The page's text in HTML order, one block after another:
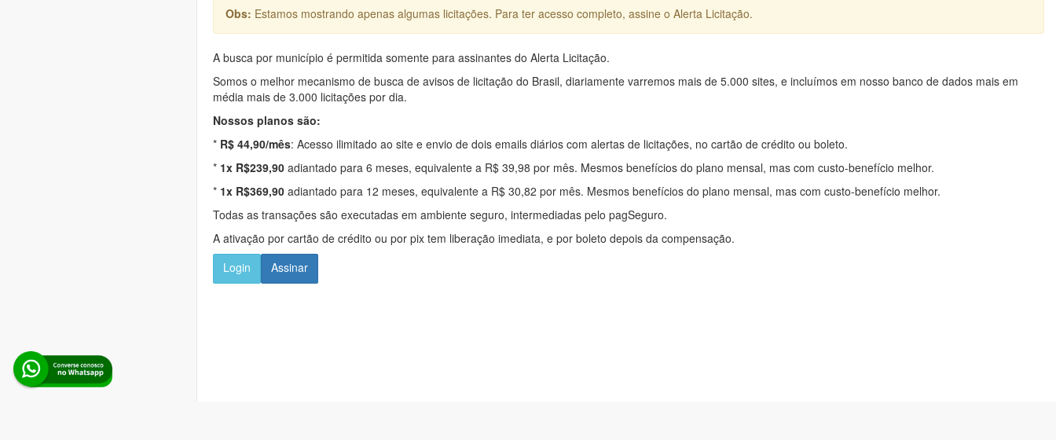
Obs: Estamos mostrando apenas algumas licitações. Para ter acesso completo, assine o Alerta Licitação.
A busca por município é permitida somente para assinantes do Alerta Licitação.
Somos o melhor mecanismo de busca de avisos de licitação do Brasil, diariamente varremos mais de 5.000 sites, e incluímos em nosso banco de dados mais em
média mais de 3.000 licitações por dia.
Nossos planos são:
* R$ 44,90/mês: Acesso ilimitado ao site e envio de dois emails diários com alertas de licitações, no cartão de crédito ou boleto.
* 1x R$239,90 adiantado para 6 meses, equivalente a R$ 39,98 por mês. Mesmos benefícios do plano mensal, mas com custo-benefício melhor.
* 1x R$369,90 adiantado para 12 meses, equivalente a R$ 30,82 por mês. Mesmos benefícios do plano mensal, mas com custo-benefício melhor.
Todas as transações são executadas em ambiente seguro, intermediadas pelo pagSeguro.
A ativação por cartão de crédito ou por pix tem liberação imediata, e por boleto depois da compensação.
Login
Assinar